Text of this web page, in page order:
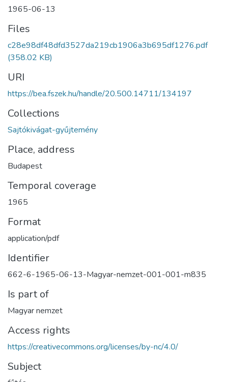
1965-06-13
Files
c28e98df48dfd3527da219cb1906a3b695df1276.pdf
(358.02 KB)
URI
https://bea.fszek.hu/handle/20.500.14711/134197
Collections
Sajtókivágat-gyűjtemény
Place, address
Budapest
Temporal coverage
1965
Format
application/pdf
Identifier
662-6-1965-06-13-Magyar-nemzet-001-001-m835
Is part of
Magyar nemzet
Access rights
https://creativecommons.org/licenses/by-nc/4.0/
Subject